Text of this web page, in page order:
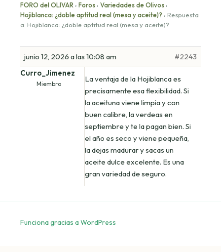
FORO del OLIVAR › Foros › Variedades de Olivos ›
Hojiblanca: ¿doble aptitud real (mesa y aceite)? › Respuesta
a: Hojiblanca: ¿doble aptitud real (mesa y aceite)?
junio 12, 2026 a las 10:08 am
#2243
Curro_Jimenez
Miembro
La ventaja de la Hojiblanca es
precisamente esa flexibilidad. Si
la aceituna viene limpia y con
buen calibre, la verdeas en
septiembre y te la pagan bien. Si
el año es seco y viene pequeña,
la dejas madurar y sacas un
aceite dulce excelente. Es una
gran variedad de seguro.
Funciona gracias a WordPress